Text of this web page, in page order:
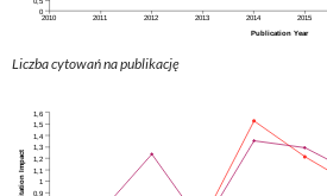
Liczba cytowań na publikację